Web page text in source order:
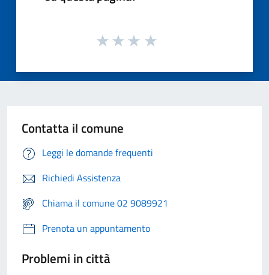
Contatta il comune
Leggi le domande frequenti
Richiedi Assistenza
Chiama il comune 02 9089921
Prenota un appuntamento
Problemi in città